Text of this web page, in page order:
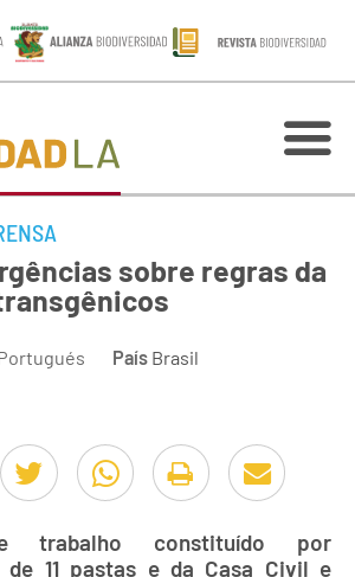
sobre regras da
País Brasil
trabalho constituído por
de 11 pastas e da Casa Civil e